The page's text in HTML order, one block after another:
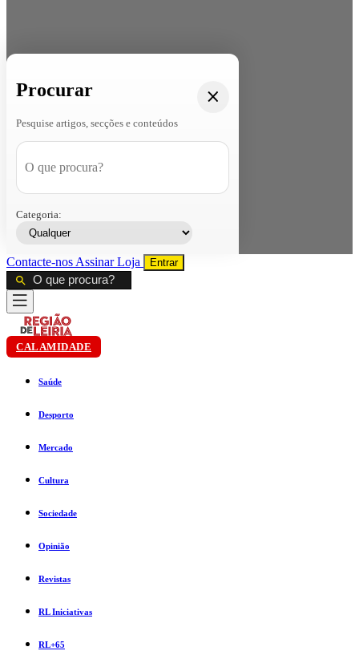
Procurar
Pesquise artigos, secções e conteúdos
Categoria:
Contacte-nos AssinarLoja Entrar
CALAMIDADE
Saúde
Desporto
Mercado
Cultura
Sociedade
Opinião
Revistas
RL Iniciativas
RL+65